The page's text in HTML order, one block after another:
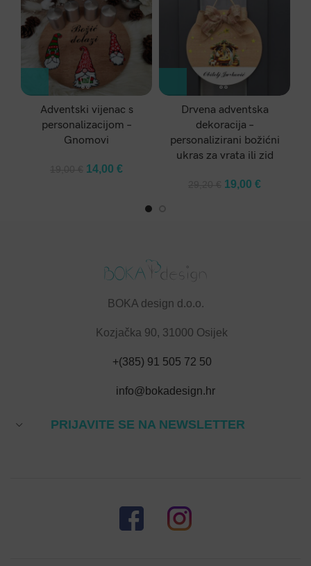
Adventski vijenac s
personalizacijom –
Gnomovi
Original
14,00 €Current
14,00 €.
Drvena adventska
dekoracija –
personalizirani božićni
ukras za vrata ili zid
Original
19,00 €Current
BOKA design d.o.o.
Kozjačka 90, 31000 Osijek
+(385) 91 505 72 50
info@bokadesign.hr
PRIJAVITE SE NA NEWSLETTER